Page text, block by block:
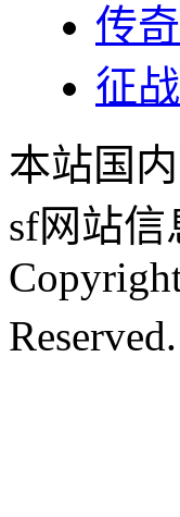
传
征
本站国
sf网站